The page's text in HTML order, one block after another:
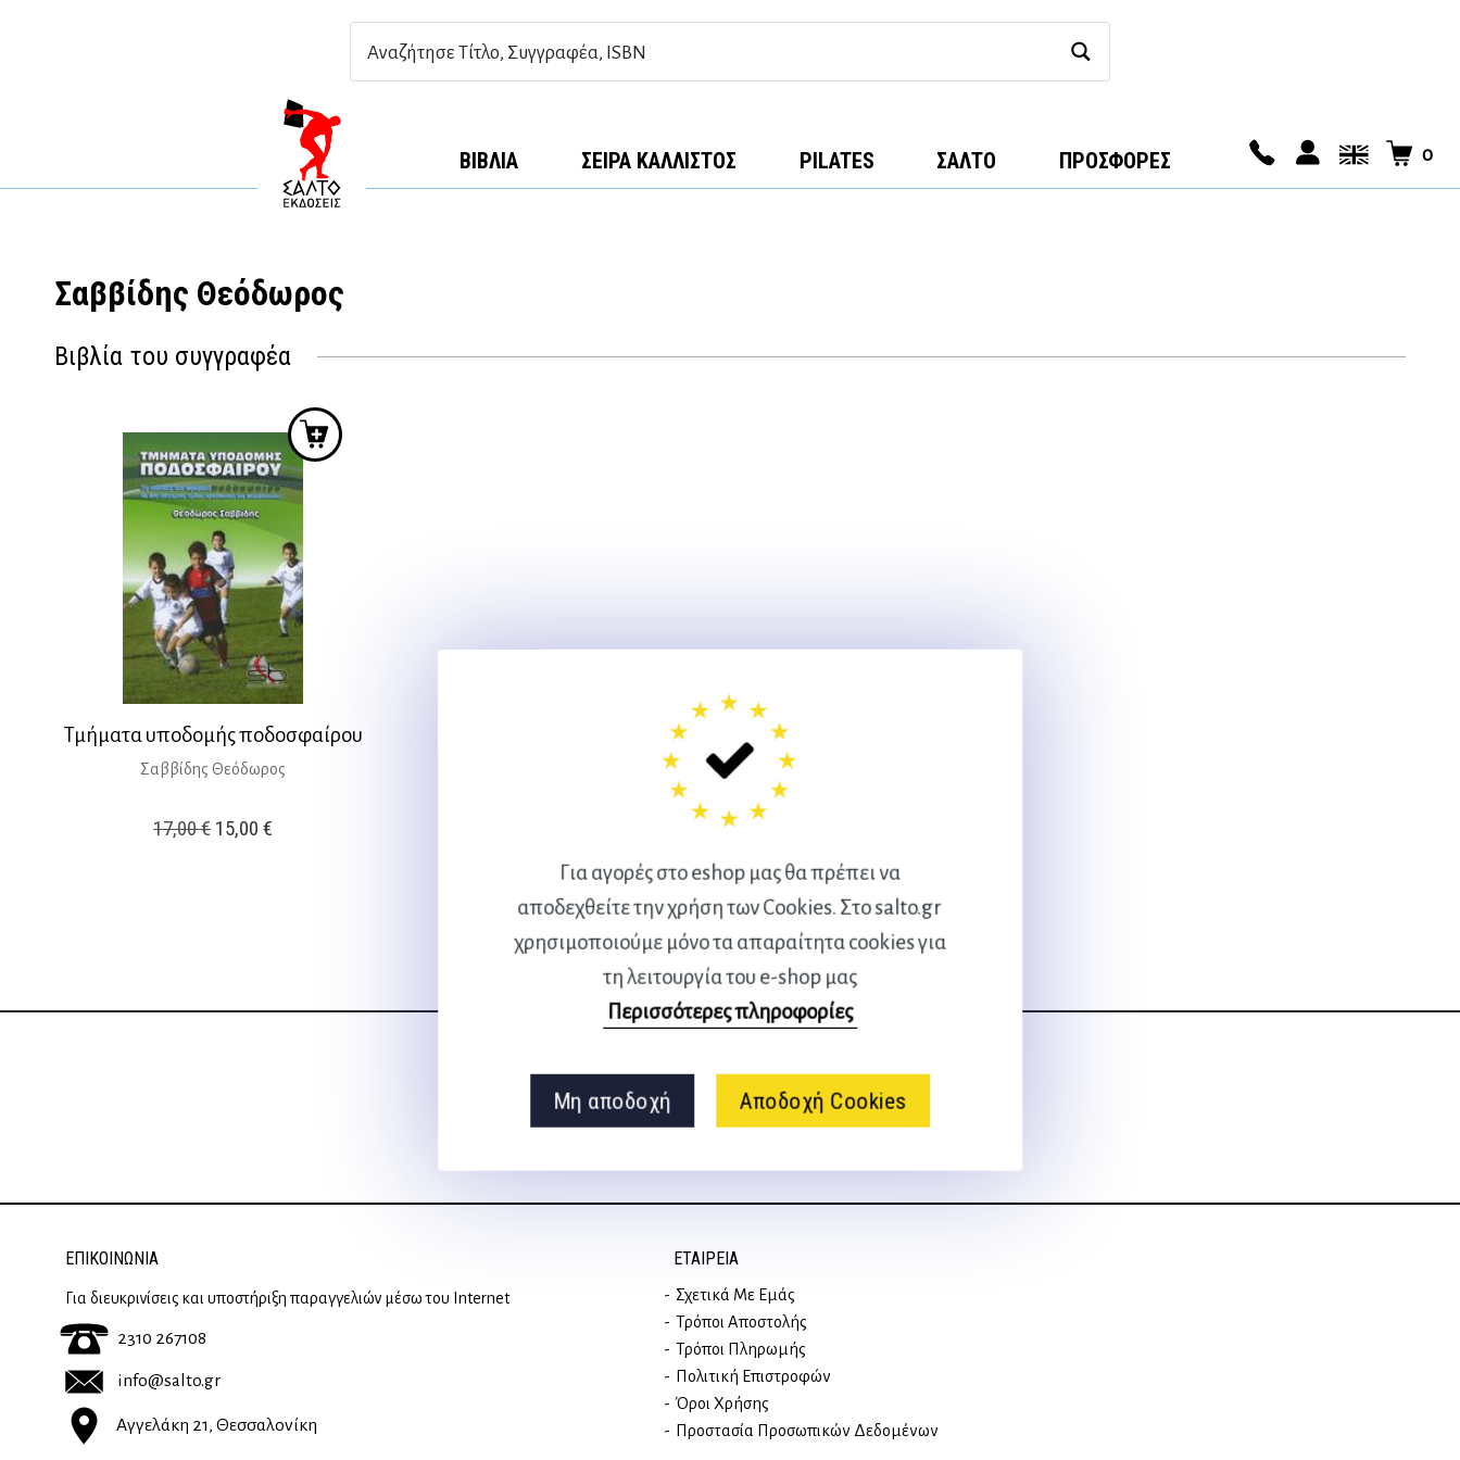
Για αγορές στο eshop μας θα πρέπει να
αποδεχθείτε την χρήση των Cookies. Στο salto.gr
χρησιμοποιούμε μόνο τα απαραίτητα cookies για
τη λειτουργία του e-shop μας
Περισσότερες πληροφορίες
Μη αποδοχή Αποδοχή Cookies
ΒΙΒΛΊΑ ΣΕΙΡΆ ΚΆΛΛΙΣΤΟΣ PILATES ΣΑΛΤΟ ΠΡΟΣΦΟΡΕΣ 0
Σαββίδης Θεόδωρος
Βιβλία του συγγραφέα
Τμήματα υποδομής ποδοσφαίρου
Σαββίδης Θεόδωρος
17,00€ Original
15,00€
Ακολουθήστε μας
στα social media
ΕΠΙΚΟΙΝΩΝΊΑ
Για διευκρινίσεις και υποστήριξη παραγγελιών μέσω του Internet
2310 267108
info@salto.gr
Αγγελάκη 21, Θεσσαλονίκη
ΕΤΑΙΡΕΊΑ
Σχετικά Με Εμάς
Τρόποι Αποστολής
Τρόποι Πληρωμής
Πολιτική Επιστροφών
Όροι Χρήσης
Προστασία Προσωπικών Δεδομένων